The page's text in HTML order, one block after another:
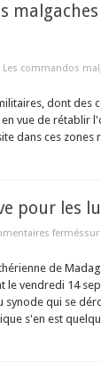
Les commandos
dont des
vue de rétablir
dans ces zones
pour les
fermés
de
le vendredi 14
synode qui se
s'en est